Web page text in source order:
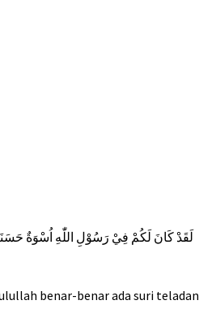
لَقَدْ كَانَ لَكُمْ فِيْ رَسُوْلِ اللّٰهِ اُسْوَةٌ
benar-benar ada suri teladan